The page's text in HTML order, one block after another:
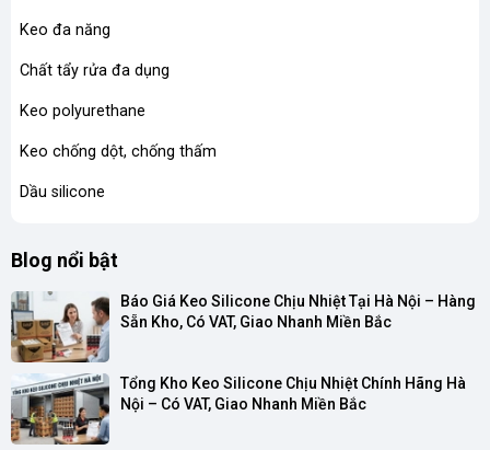
Keo đa năng
Chất tẩy rửa đa dụng
Keo polyurethane
Keo chống dột, chống thấm
Dầu silicone
Blog nổi bật
Báo Giá Keo Silicone Chịu Nhiệt Tại Hà Nội – Hàng
Sẵn Kho, Có VAT, Giao Nhanh Miền Bắc
Tổng Kho Keo Silicone Chịu Nhiệt Chính Hãng Hà
Nội – Có VAT, Giao Nhanh Miền Bắc